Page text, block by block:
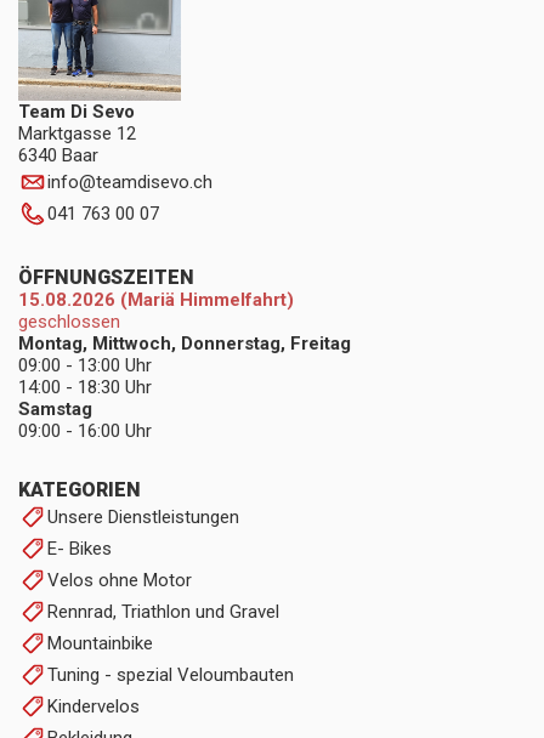
Team Di Sevo
Marktgasse 12
6340 Baar
info@teamdisevo.ch
041 763 00 07
KATEGORIEN
Unsere Dienstleistungen
E- Bikes
Velos ohne Motor
Rennrad, Triathlon und Gravel
Mountainbike
Tuning - spezial Veloumbauten
Kindervelos
ÖFFNUNGSZEITEN
15.08.2026 (Mariä Himmelfahrt)
geschlossen
Montag, Mittwoch, Donnerstag, Freitag
09:00 - 13:00 Uhr
14:00 - 18:30 Uhr
Samstag
09:00 - 16:00 Uhr